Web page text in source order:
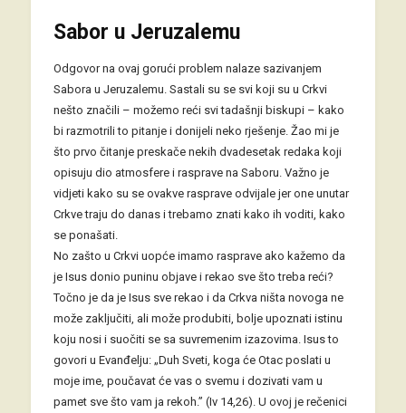
Sabor u Jeruzalemu
Odgovor na ovaj gorući problem nalaze sazivanjem
Sabora u Jeruzalemu. Sastali su se svi koji su u Crkvi
nešto značili – možemo reći svi tadašnji biskupi – kako
bi razmotrili to pitanje i donijeli neko rješenje. Žao mi je
što prvo čitanje preskače nekih dvadesetak redaka koji
opisuju dio atmosfere i rasprave na Saboru. Važno je
vidjeti kako su se ovakve rasprave odvijale jer one unutar
Crkve traju do danas i trebamo znati kako ih voditi, kako
se ponašati.
No zašto u Crkvi uopće imamo rasprave ako kažemo da
je Isus donio puninu objave i rekao sve što treba reći?
Točno je da je Isus sve rekao i da Crkva ništa novoga ne
može zaključiti, ali može produbiti, bolje upoznati istinu
koju nosi i suočiti se sa suvremenim izazovima. Isus to
govori u Evanđelju: „Duh Sveti, koga će Otac poslati u
moje ime, poučavat će vas o svemu i dozivati vam u
pamet sve što vam ja rekoh.” (Iv 14,26). U ovoj je rečenici